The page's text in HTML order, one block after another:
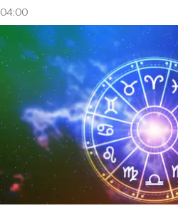
04:00